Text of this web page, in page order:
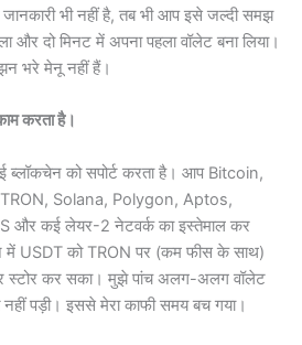
भी नहीं है, तब भी आप इसे जल्दी समझ
और दो मिनट में अपना पहला वॉलेट बना लिया।
भरे मेनू नहीं हैं।
करता है।
को सपोर्ट करता है। आप Bitcoin,
Solana, Polygon, Aptos,
और कई लेयर-2 नेटवर्क का इस्तेमाल कर
USDT को TRON पर (कम फीस के साथ)
स्टोर कर सका। मुझे पांच अलग-अलग वॉलेट
पड़ी। इससे मेरा काफी समय बच गया।